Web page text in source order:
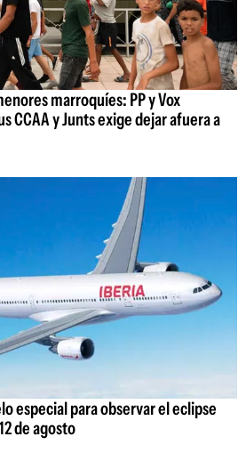
marroquíes: PP y Vox
CCAA y Junts exige dejar afuera a
especial para observar el eclipse
de agosto